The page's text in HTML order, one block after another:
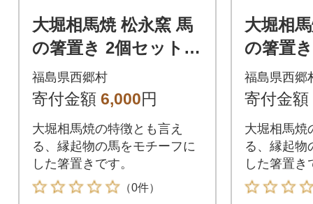
大堀相馬焼 松永窯 馬
の箸置き 2個セット
(グリーン)
福島県西郷村
寄付金額 6,000円
大堀相馬焼の特徴とも言え
る、縁起物の馬をモチーフに
した箸置きです。
（0件）
大堀相
の箸置
(コバル
福島県西郷
寄付金額
大堀相馬焼
る、縁起物
した箸置き